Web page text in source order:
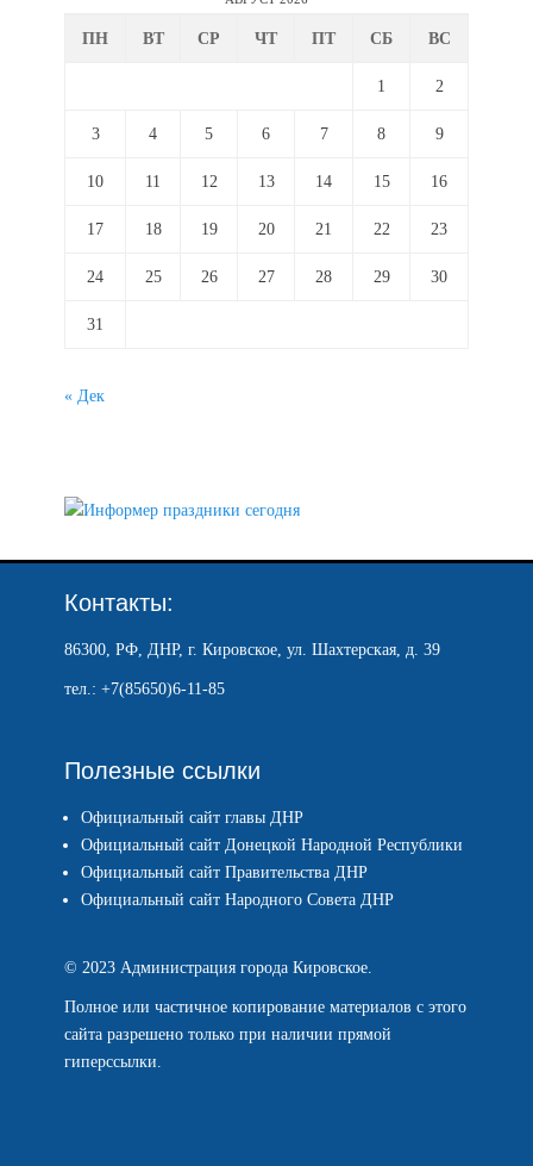
ПН ВТ СР ЧТ ПТ СБ ВС
1 2
3 4 5 6 7 8 9
10 11 12 13 14 15 16
17 18 19 20 21 22 23
24 25 26 27 28 29 30
31
« Дек
Контакты:
86300, РФ, ДНР, г. Кировское, ул. Шахтерская, д. 39
тел.: +7(85650)6-11-85
Полезные ссылки
Официальный сайт главы ДНР
Официальный сайт Донецкой Народной Республики
Официальный сайт Правительства ДНР
Официальный сайт Народного Совета ДНР
© 2023 Администрация города Кировское.
Полное или частичное копирование материалов с этого
сайта разрешено только при наличии прямой
гиперссылки.